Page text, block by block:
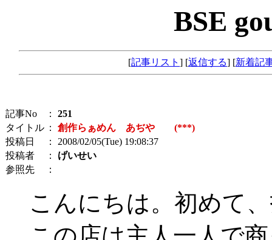
BSE
[記事リスト ] [返信する] [新着記
記事No ： 251
タイトル ： 創作らぁめん あぢや (***)
投稿日
： 2008/02/05(Tue) 19:08:37
投稿者
： げいせい
参照先
：
こんにちは。初めて